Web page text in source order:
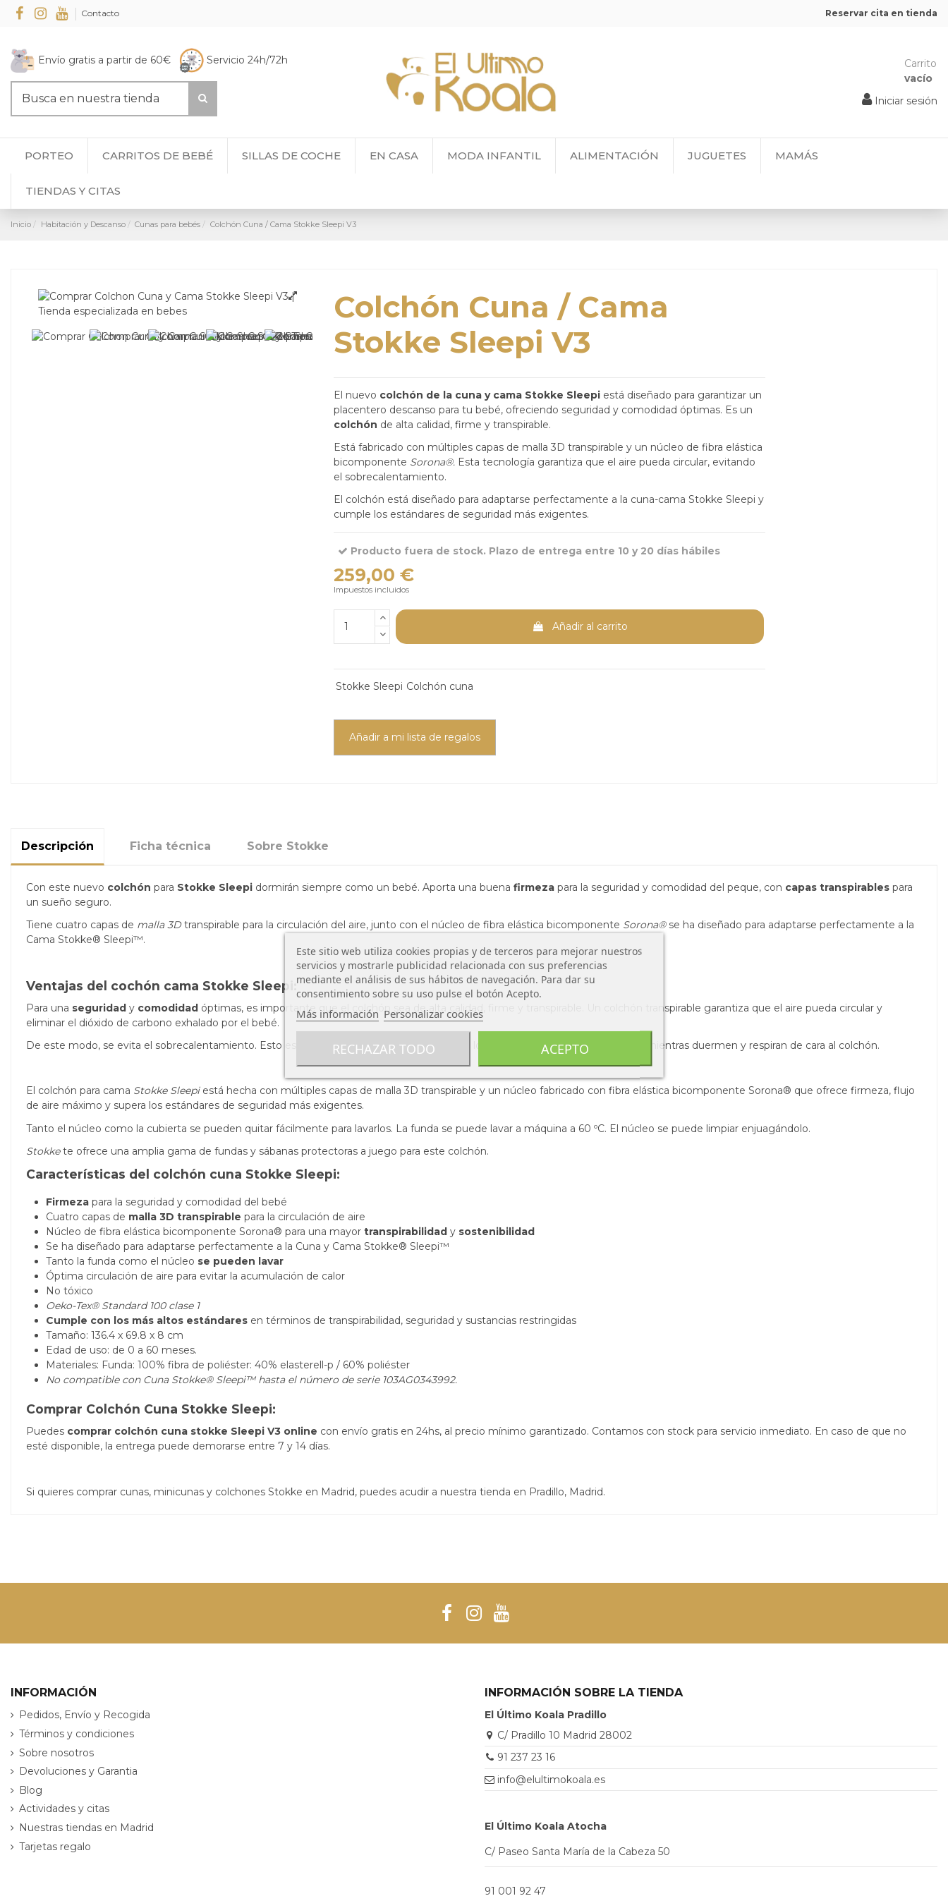
Contacto Reservar cita en tienda
Envío gratis a partir de 60€ Servicio 24h/72h
Carrito
vacío
Iniciar sesión
PORTEO CARRITOS DE BEBÉ SILLAS DE COCHE EN CASA MODA INFANTIL ALIMENTACIÓN JUGUETES MAMÁS
TIENDAS Y CITAS
Inicio Habitación y Descanso Cunas para bebés Colchón Cuna / Cama Stokke Sleepi V3
Colchón Cuna / Cama
Stokke Sleepi V3
El nuevo colchón de la cuna y cama Stokke Sleepiestá diseñado para garantizar un
placentero descanso para tu bebé, ofreciendo seguridad y comodidad óptimas. Es un
colchón de alta calidad, firme y transpirable.​
Está fabricado con múltiples capas de malla 3D transpirable y un núcleo de fibra elástica
bicomponente Sorona®.Esta tecnología garantiza que el aire pueda circular, evitando
el sobrecalentamiento.
El colchón está diseñado para adaptarse perfectamente a la cuna-cama Stokke Sleepi y
cumple los estándares de seguridad más exigentes.
Producto fuera de stock. Plazo de entrega entre 10 y 20 días hábiles
259,00 €
Impuestos incluidos
Añadir al carrito
Stokke Sleepi Colchón cuna
Añadir a mi lista de regalos
Descripción Ficha técnica Sobre Stokke
Con este nuevo colchón para Stokke Sleepi dormirán siempre como un bebé. Aporta una buena firmeza para la seguridad y comodidad del peque, con capas transpirables para
un sueño seguro.
Tiene cuatro capas de malla 3Dtranspirable para la circulación del aire, junto con el núcleo de fibra elástica bicomponente Sorona®se ha diseñado para adaptarse perfectamente a la
Cama Stokke® Sleepi™.
Ventajas del cochón cama Stokke Sleepi:
Para una seguridad y comodidad óptimas, es importante que el colchón sea de alta calidad, firme y transpirable.​ Un colchón transpirable garantiza que el aire pueda circular y
eliminar el dióxido de carbono exhalado por el bebé.
De este modo, se evita el sobrecalentamiento. Esto es especialmente importante cuando los pequeños se ponen boca abajo mientras duermen y respiran de cara al colchón.
​El colchón para cama Stokke Sleepiestá hecha con múltiples capas de malla 3D transpirable y un núcleo fabricado con fibra elástica bicomponente Sorona® que ofrece firmeza, flujo
de aire máximo y supera los estándares de seguridad más exigentes.​
Tanto el núcleo como la cubierta se pueden quitar fácilmente para lavarlos. La funda se puede lavar a máquina a 60 ºC. El núcleo se puede limpiar enjuagándolo.
Stokkete ofrece una amplia gama de fundas y sábanas protectoras a juego para este colchón.
Características del colchón cuna Stokke Sleepi:
Firmeza para la seguridad y comodidad del bebé
Cuatro capas de malla 3D transpirable para la circulación de aire
Núcleo de fibra elástica bicomponente Sorona® para una mayor transpirabilidad y sostenibilidad
Se ha diseñado para adaptarse perfectamente a la Cuna y Cama Stokke® Sleepi™
Tanto la funda como el núcleo se pueden lavar
Óptima circulación de aire para evitar la acumulación de calor
No tóxico
Oeko-Tex® Standard 100 clase 1
Cumple con los más altos estándares en términos de transpirabilidad, seguridad y sustancias restringidas
Tamaño: 136.4 x 69.8 x 8 cm
Edad de uso: de 0 a 60 meses.
Materiales: Funda: 100% fibra de poliéster: 40% elasterell-p / 60% poliéster
No compatible con Cuna Stokke® Sleepi™ hasta el número de serie 103AG0343992.
Comprar Colchón Cuna Stokke Sleepi:
Puedes comprar colchón cuna stokke Sleepi V3 online con envío gratis en 24hs, al precio mínimo garantizado. Contamos con stock para servicio inmediato. En caso de que no
esté disponible, la entrega puede demorarse entre 7 y 14 días.
Si quieres comprar cunas, minicunas y colchones Stokke en Madrid, puedes acudir a nuestra tienda en Pradillo, Madrid.
INFORMACIÓN
Pedidos, Envío y Recogida
Términos y condiciones
Sobre nosotros
Devoluciones y Garantia
Blog
Actividades y citas
Nuestras tiendas en Madrid
Tarjetas regalo
INFORMACIÓN SOBRE LA TIENDA
El Último Koala Pradillo
C/ Pradillo 10 Madrid 28002
91 237 23 16
info@elultimokoala.es
El Último Koala Atocha
C/ Paseo Santa María de la Cabeza 50
91 001 92 47
Este sitio web utiliza cookies propias y de terceros para mejorar nuestros
servicios y mostrarle publicidad relacionada con sus preferencias
mediante el análisis de sus hábitos de navegación. Para dar su
consentimiento sobre su uso pulse el botón Acepto.
Más información Personalizar cookies
RECHAZAR TODO ACEPTO